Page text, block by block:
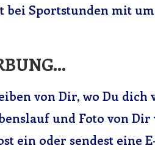
bei Sportstunden mit
von Dir, wo Du dich
und Foto von
ein oder sendest eine